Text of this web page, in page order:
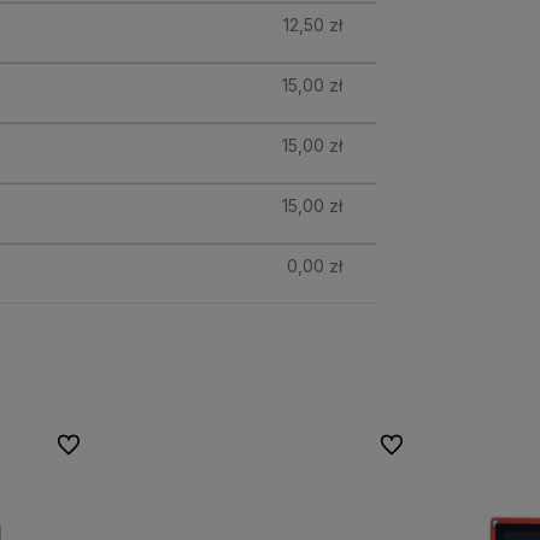
12,50 zł
15,00 zł
15,00 zł
15,00 zł
0,00 zł
Do ulubionych Do ulubionych